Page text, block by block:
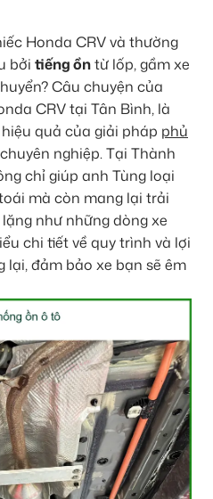
Honda CRV và thường
bởi tiếng ồntừ lốp, gầm xe
Câu chuyện của
CRV tại Tân Bình, là
quả của giải pháp phủ
chuyên nghiệp. Tại Thành
chỉ giúp anh Tùng loại
mà còn mang lại trải
như những dòng xe
chi tiết về quy trình và lợi
lại, đảm bảo xe bạn sẽ êm